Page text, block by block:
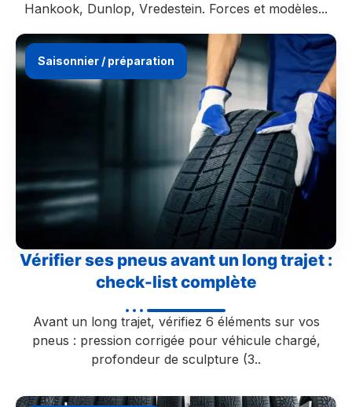
Hankook, Dunlop, Vredestein. Forces et modèles...
Saisonnier / préparation
Vérifier ses pneus avant un long trajet :
check-list complète
Avant un long trajet, vérifiez 6 éléments sur vos
pneus : pression corrigée pour véhicule chargé,
profondeur de sculpture (3..